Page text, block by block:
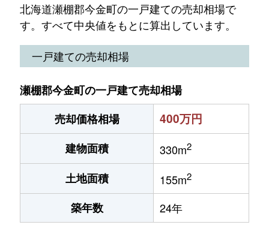
北海道瀬棚郡今金町の一戸建ての売却相場で
す。すべて中央値をもとに算出しています。
一戸建ての売却相場
瀬棚郡今金町の一戸建て売却相場
売却価格相場
400万円
建物面積 330m2
土地面積 155m2
築年数 24年